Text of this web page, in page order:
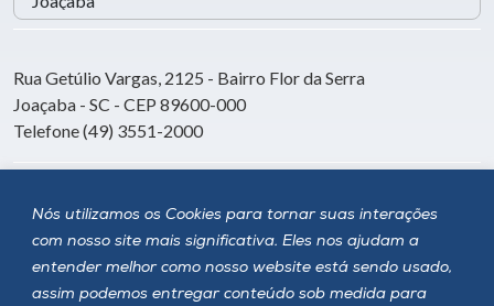
Nós utilizamos os Cookies para tornar suas interações
com nosso site mais significativa. Eles nos ajudam a
entender melhor como nosso website está sendo usado,
assim podemos entregar conteúdo sob medida para
Rua Getúlio Vargas, 2125 - Bairro Flor da Serra
Joaçaba - SC - CEP 89600-000
Telefone (49) 3551-2000
Siga a Unoesc